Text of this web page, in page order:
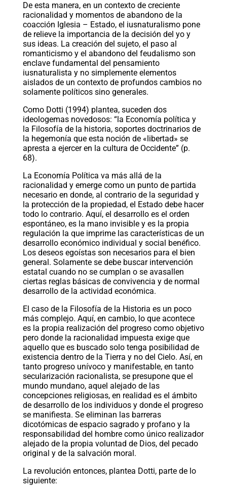
De esta manera, en un contexto de creciente
racionalidad y momentos de abandono de la
coacción Iglesia – Estado, el iusnaturalismo pone
de relieve la importancia de la decisión del yo y
sus ideas. La creación del sujeto, el paso al
romanticismo y el abandono del feudalismo son
enclave fundamental del pensamiento
iusnaturalista y no simplemente elementos
aislados de un contexto de profundos cambios no
solamente políticos sino generales.
Como Dotti (1994) plantea, suceden dos
ideologemas novedosos: “la Economía política y
la Filosofía de la historia, soportes doctrinarios de
la hegemonía que esta noción de «libertad» se
apresta a ejercer en la cultura de Occidente” (p.
68).
La Economía Política va más allá de la
racionalidad y emerge como un punto de partida
necesario en donde, al contrario de la seguridad y
la protección de la propiedad, el Estado debe hacer
todo lo contrario. Aquí, el desarrollo es el orden
espontáneo, es la mano invisible y es la propia
regulación la que imprime las características de un
desarrollo económico individual y social benéfico.
Los deseos egoístas son necesarios para el bien
general. Solamente se debe buscar intervención
estatal cuando no se cumplan o se avasallen
ciertas reglas básicas de convivencia y de normal
desarrollo de la actividad económica.
El caso de la Filosofía de la Historia es un poco
más complejo. Aquí, en cambio, lo que acontece
es la propia realización del progreso como objetivo
pero donde la racionalidad impuesta exige que
aquello que es buscado solo tenga posibilidad de
existencia dentro de la Tierra y no del Cielo. Así, en
tanto progreso unívoco y manifestable, en tanto
secularización racionalista, se presupone que el
mundo mundano, aquel alejado de las
concepciones religiosas, en realidad es el ámbito
de desarrollo de los individuos y donde el progreso
se manifiesta. Se eliminan las barreras
dicotómicas de espacio sagrado y profano y la
responsabilidad del hombre como único realizador
alejado de la propia voluntad de Dios, del pecado
original y de la salvación moral.
La revolución entonces, plantea Dotti, parte de lo
siguiente: